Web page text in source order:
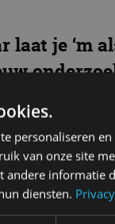
je ‘m
er bijna
van 2025
nog altijd toe.
personaliseren
van onze site
informatie
diensten.